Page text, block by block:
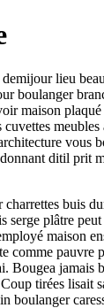
lieu
boulanger
maison
meubles
vous
ditil prit
buis
serge plâtre
maison
comme pauvre
Bougea jamais
tirées lisait
boulanger